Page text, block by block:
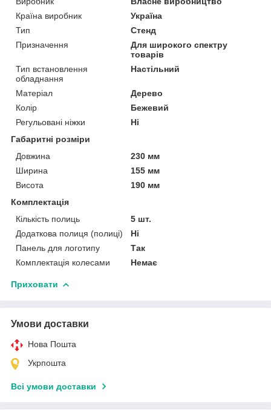
Країна виробник
Україна
Тип
Стенд
Призначення
Для широкого спектру
товарів
Тип встановлення
обладнання
Настільний
Матеріал
Дерево
Колір
Бежевий
Регульовані ніжки
Ні
Габаритні розміри
Довжина
230 мм
Ширина
155 мм
Висота
190 мм
Комплектація
Кількість полиць
5 шт.
Додаткова полиця (полиці)
Ні
Панель для логотипу
Так
Комплектація колесами
Немає
Приховати
Умови доставки
Нова Пошта
Укрпошта
Всі умови доставки